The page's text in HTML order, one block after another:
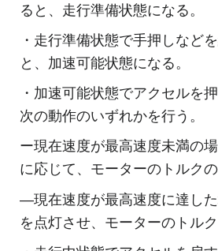
ると、走行準備状態になる。
・走行準備状態で手押しなど
と、加速可能状態になる。
・加速可能状態でアクセルを
次の動作のいずれかを行う。
ー現在速度が最高速度未満の
に応じて、モーターのトルク
―現在速度が最高速度に達し
を点灯させ、モーターのトルク